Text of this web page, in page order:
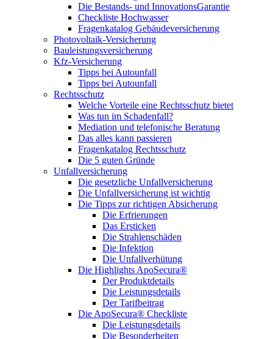
Die Bestands- und InnovationsGarantie
Checkliste Hochwasser
Fragenkatalog Gebäudeversicherung
Photovoltaik-Versicherung
Bauleistungsversicherung
Kfz-Versicherung
Tipps bei Autounfall
Tipps bei Autounfall
Rechtsschutz
Welche Vorteile eine Rechtsschutz bietet
Was tun im Schadenfall?
Mediation und telefonische Beratung
Das alles kann passieren
Fragenkatalog Rechtsschutz
Die 5 guten Gründe
Unfallversicherung
Die gesetzliche Unfallversicherung
Die Unfallversicherung ist wichtig
Die Tipps zur richtigen Absicherung
Die Erfrierungen
Das Ersticken
Die Strahlenschäden
Die Infektion
Die Unfallverhütung
Die Highlights ApoSecura®
Der Produktdetails
Die Leistungsdetails
Der Tarifbeitrag
Die ApoSecura® Checkliste
Die Leistungsdetails
Die Besonderheiten